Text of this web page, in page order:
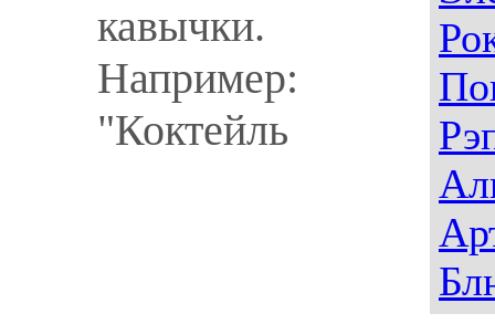
кавычки.
Например:
"Коктейль